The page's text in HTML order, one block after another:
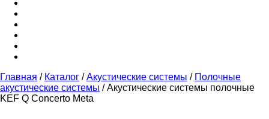
Главная / Каталог /Акустические системы / Полочные
акустические системы /Акустические системы полочные
KEF Q Concerto Meta